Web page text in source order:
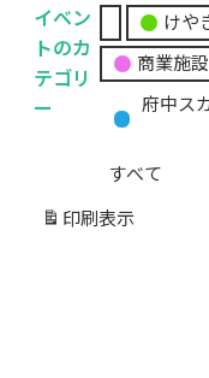
イベン
トのカ
テゴリ
ー
無
題
カ
ゴ
リ
けや
商業施
府中ス
すべて
印刷 表示